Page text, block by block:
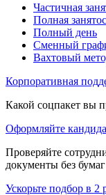
Частичная
Полная
Полный день
Сменный
Вахтовый
Корпоративная
Какой соцпакет вы
Оформляйте
Проверяйте
документы без
Ускорьте подбор в 2